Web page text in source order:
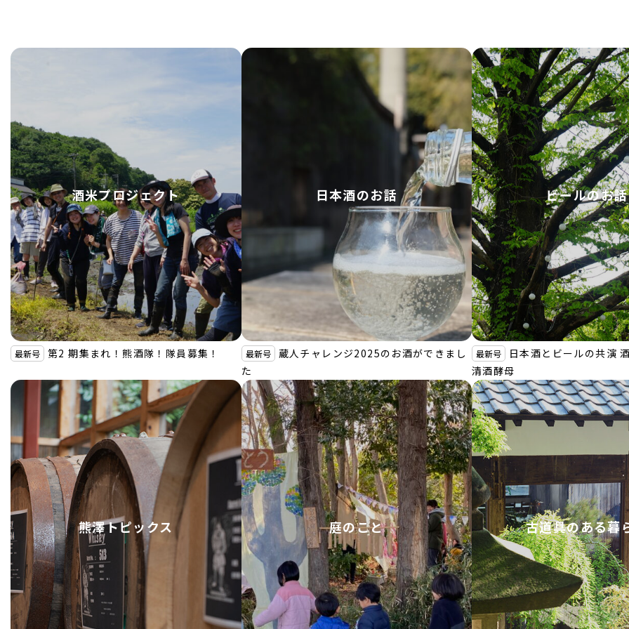
酒米プロジェクト
最新号 第2 期集まれ！熊酒隊！隊員募集！
日本酒のお話
最新号
蔵人チャレンジ2025のお酒ができまし
た
ビールのお話
最新号
日本酒とビールの共演
清酒酵母
熊澤トピックス 庭のこと 古道具のある暮